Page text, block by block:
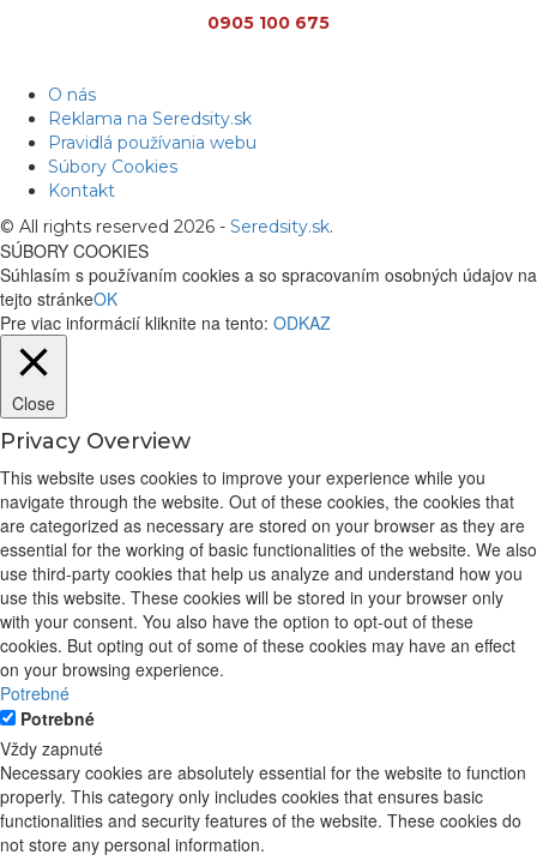
0905 100 675
O nás
Reklama na Seredsity.sk
Pravidlá používania webu
Súbory Cookies
Kontakt
© All rights reserved 2026 - Seredsity.sk.
SÚBORY COOKIES
Súhlasím s používaním cookies a so spracovaním osobných údajov na
tejto stránkeOK
Pre viac informácií kliknite na tento: ODKAZ
Close
Privacy Overview
This website uses cookies to improve your experience while you
navigate through the website. Out of these cookies, the cookies that
are categorized as necessary are stored on your browser as they are
essential for the working of basic functionalities of the website. We also
use third-party cookies that help us analyze and understand how you
use this website. These cookies will be stored in your browser only
with your consent. You also have the option to opt-out of these
cookies. But opting out of some of these cookies may have an effect
on your browsing experience.
Potrebné
Potrebné
Vždy zapnuté
Necessary cookies are absolutely essential for the website to function
properly. This category only includes cookies that ensures basic
functionalities and security features of the website. These cookies do
not store any personal information.